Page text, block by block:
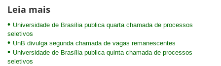
Leia mais
Universidade de Brasília publica quarta chamada de processos
seletivos
UnB divulga segunda chamada de vagas remanescentes
Universidade de Brasília publica quinta chamada de processos
seletivos